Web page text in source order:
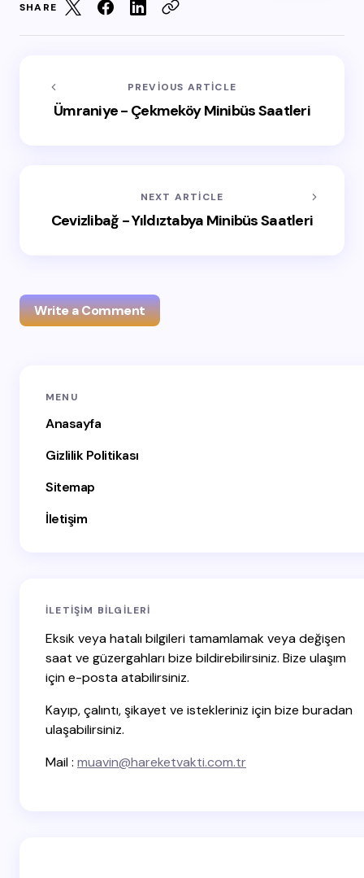
SHARE
PREVIOUS ARTICLE
Ümraniye - Çekmeköy Minibüs Saatleri
NEXT ARTICLE
Cevizlibağ - Yıldıztabya Minibüs Saatleri
Write a Comment
E-posta adresiniz yayınlanmayacak.
Name *
Email *
Save my name and email in this browser for the
next time I comment.
MENU
Anasayfa
Gizlilik Politikası
Sitemap
İletişim
İLETIŞIM BILGILERI
Eksik veya hatalı bilgileri tamamlamak veya değişen
saat ve güzergahları bize bildirebilirsiniz. Bize ulaşım
için e-posta atabilirsiniz.
Kayıp, çalıntı, şikayet ve istekleriniz için bize buradan
ulaşabilirsiniz.
Mail : muavin@hareketvakti.com.tr